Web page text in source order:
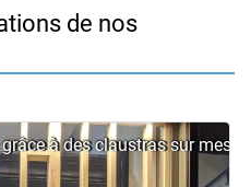
de nos
à des claustras sur